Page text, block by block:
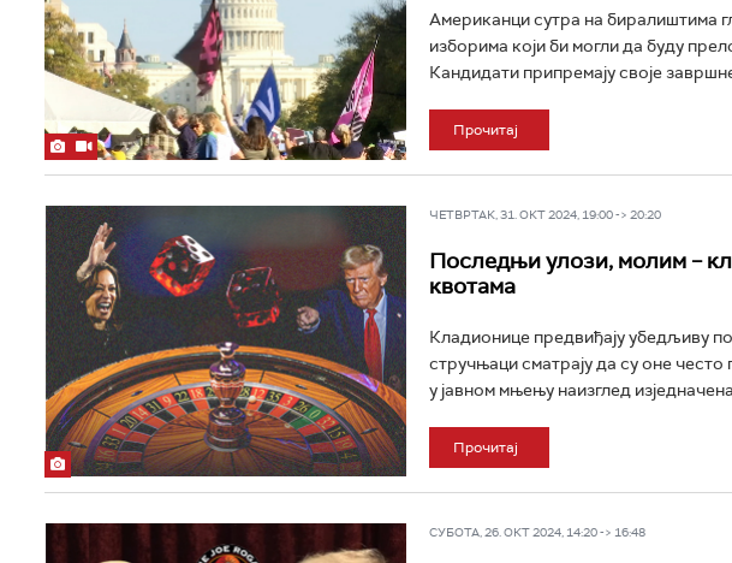
Американци сутра на биралиштима
изборима који би могли да буду
Кандидати припремају своје
Прочитај
ЧЕТВРТАК, 31. ОКТ 2024, 19:00 -> 20:20
Последњи улози, молим –
квотама
Кладионице предвиђају убедљиву
стручњаци сматрају да су оне
у јавном мњењу наизглед
Прочитај
СУБОТА, 26. ОКТ 2024, 14:20 -> 16:48